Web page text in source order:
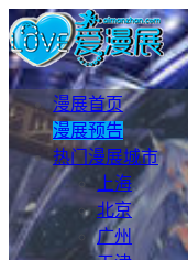
漫展首页
漫展预告
热门漫展城市
上海
北京
广州